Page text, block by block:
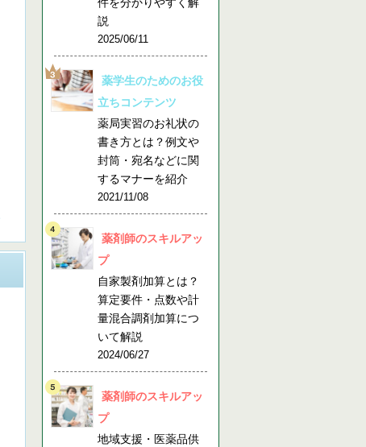
件を分かりやすく解
説
2025/06/11
薬学生のためのお役
立ちコンテンツ
薬局実習のお礼状の
書き方とは？例文や
封筒・宛名などに関
するマナーを紹介
2021/11/08
薬剤師のスキルアッ
プ
自家製剤加算とは？
算定要件・点数や計
量混合調剤加算につ
いて解説
2024/06/27
薬剤師のスキルアッ
プ
地域支援・医薬品供